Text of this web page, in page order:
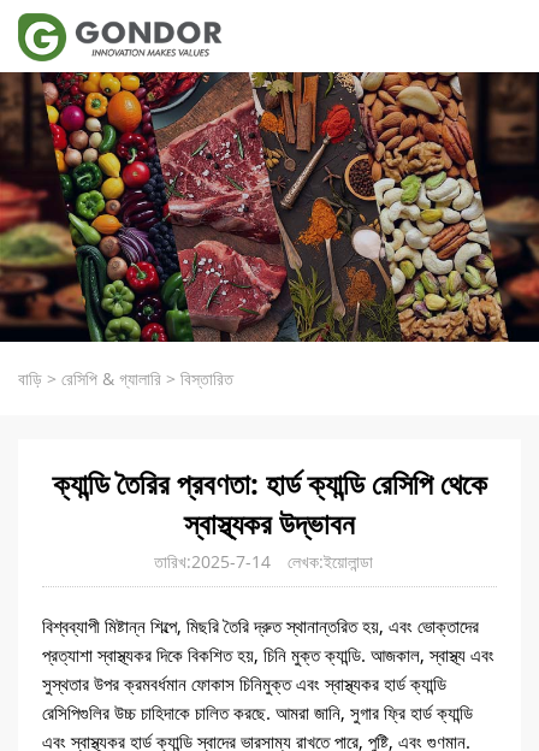
বাড়ি > রেসিপি & গ্যালারি > বিস্তারিত
ক্যান্ডি তৈরির প্রবণতা: হার্ড ক্যান্ডি রেসিপি থেকে
স্বাস্থ্যকর উদ্ভাবন
তারিখ:2025-7-14 লেখক:ইয়োলান্ডা
বিশ্বব্যাপী মিষ্টান্ন শিল্পে, মিছরি তৈরি দ্রুত স্থানান্তরিত হয়, এবং ভোক্তাদের
প্রত্যাশা স্বাস্থ্যকর দিকে বিকশিত হয়, চিনি মুক্ত ক্যান্ডি. আজকাল, স্বাস্থ্য এবং
সুস্থতার উপর ক্রমবর্ধমান ফোকাস চিনিমুক্ত এবং স্বাস্থ্যকর হার্ড ক্যান্ডি
রেসিপিগুলির উচ্চ চাহিদাকে চালিত করছে. আমরা জানি, সুগার ফ্রি হার্ড ক্যান্ডি
এবং স্বাস্থ্যকর হার্ড ক্যান্ডি স্বাদের ভারসাম্য রাখতে পারে, পুষ্টি, এবং গুণমান.